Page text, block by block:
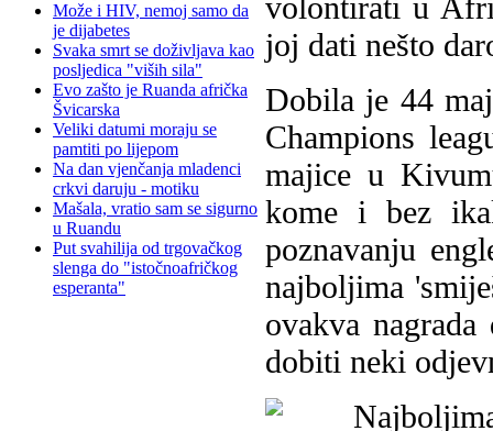
Može i HIV, nemoj samo da
je dijabetes
Svaka smrt se doživljava kao
posljedica "viših sila"
Evo zašto je Ruanda afrička
Švicarska
Veliki datumi moraju se
pamtiti po lijepom
Na dan vjenčanja mladenci
crkvi daruju - motiku
Mašala, vratio sam se sigurno
u Ruandu
Put svahilija od trgovačkog
slenga do "istočnoafričkog
esperanta"
joj dati nešto
Dobila je 44
Champions
majice u
kome i bez
poznavanju
najboljima
ovakva
dobiti neki